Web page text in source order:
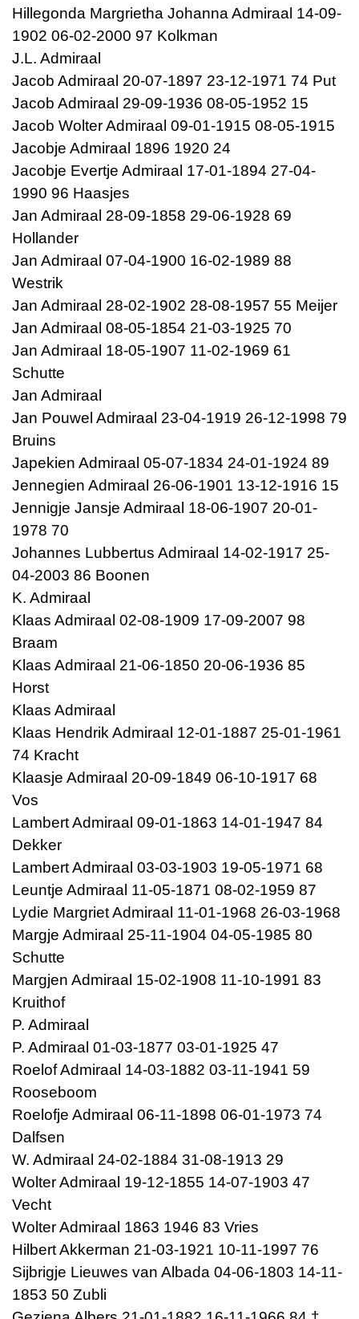
Hillegonda Margrietha Johanna Admiraal 14-09-
1902 06-02-2000 97 Kolkman
J.L. Admiraal
Jacob Admiraal 20-07-1897 23-12-1971 74 Put
Jacob Admiraal 29-09-1936 08-05-1952 15
Jacob Wolter Admiraal 09-01-1915 08-05-1915
Jacobje Admiraal 1896 1920 24
Jacobje Evertje Admiraal 17-01-1894 27-04-
1990 96 Haasjes
Jan Admiraal 28-09-1858 29-06-1928 69
Hollander
Jan Admiraal 07-04-1900 16-02-1989 88
Westrik
Jan Admiraal 28-02-1902 28-08-1957 55 Meijer
Jan Admiraal 08-05-1854 21-03-1925 70
Jan Admiraal 18-05-1907 11-02-1969 61
Schutte
Jan Admiraal
Jan Pouwel Admiraal 23-04-1919 26-12-1998 79
Bruins
Japekien Admiraal 05-07-1834 24-01-1924 89
Jennegien Admiraal 26-06-1901 13-12-1916 15
Jennigje Jansje Admiraal 18-06-1907 20-01-
1978 70
Johannes Lubbertus Admiraal 14-02-1917 25-
04-2003 86 Boonen
K. Admiraal
Klaas Admiraal 02-08-1909 17-09-2007 98
Braam
Klaas Admiraal 21-06-1850 20-06-1936 85
Horst
Klaas Admiraal
Klaas Hendrik Admiraal 12-01-1887 25-01-1961
74 Kracht
Klaasje Admiraal 20-09-1849 06-10-1917 68
Vos
Lambert Admiraal 09-01-1863 14-01-1947 84
Dekker
Lambert Admiraal 03-03-1903 19-05-1971 68
Leuntje Admiraal 11-05-1871 08-02-1959 87
Lydie Margriet Admiraal 11-01-1968 26-03-1968
Margje Admiraal 25-11-1904 04-05-1985 80
Schutte
Margjen Admiraal 15-02-1908 11-10-1991 83
Kruithof
P. Admiraal
P. Admiraal 01-03-1877 03-01-1925 47
Roelof Admiraal 14-03-1882 03-11-1941 59
Rooseboom
Roelofje Admiraal 06-11-1898 06-01-1973 74
Dalfsen
W. Admiraal 24-02-1884 31-08-1913 29
Wolter Admiraal 19-12-1855 14-07-1903 47
Vecht
Wolter Admiraal 1863 1946 83 Vries
Hilbert Akkerman 21-03-1921 10-11-1997 76
Sijbrigje Lieuwes van Albada 04-06-1803 14-11-
1853 50 Zubli